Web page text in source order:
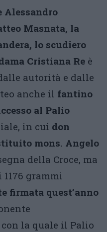
Alessandro
Masnata, la
lo scudiero
Cristiana Re è
autorità e dalle
anche il fantino
al Palio
in cui don
mons. Angelo
della Croce, ma
grammi
firmata quest’anno
con la quale il Palio